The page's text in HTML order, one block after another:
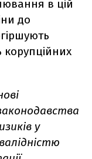
в цій
до
корупційних
у